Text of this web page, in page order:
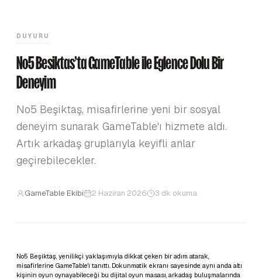
DUYURU
No5 Beşiktaş'ta GameTable ile Eğlence Dolu Bir
Deneyim
No5 Beşiktaş, misafirlerine yeni bir sosyal
deneyim sunarak GameTable'ı hizmete aldı.
Artık arkadaş gruplarıyla keyifli anlar
geçirebilecekler.
GameTable Ekibi 2 Haziran 2026 3 dk okuma
No5 Beşiktaş, yenilikçi yaklaşımıyla dikkat çeken bir adım atarak,
misafirlerine GameTable'ı tanıttı. Dokunmatik ekranı sayesinde aynı anda altı
kişinin oyun oynayabileceği bu dijital oyun masası, arkadaş buluşmalarında